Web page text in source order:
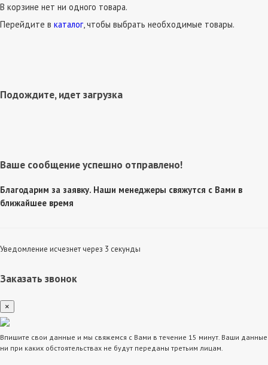
В корзине нет ни одного товара.
Перейдите в каталог, чтобы выбрать необходимые товары.
Подождите, идет загрузка
Ваше сообщение успешно отправлено!
Благодарим за заявку. Наши менеджеры свяжутся с Вами в
ближайшее время
Уведомление исчезнет через 3 секунды
Заказать звонок
×
Впишите свои данные и мы свяжемся с Вами в течение 15 минут. Ваши данные
ни при каких обстоятельствах не будут переданы третьим лицам.